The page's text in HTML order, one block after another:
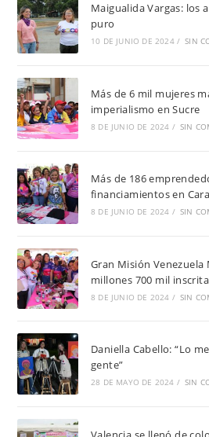
Maigualida Vargas: los
puro
10 DE JUNIO DE 2024 / SIN
Más de 6 mil mujeres
imperialismo en Sucre
8 DE JUNIO DE 2024 / SIN
Más de 186
financiamientos en
8 DE JUNIO DE 2024 / SIN
Gran Misión Venezuela
millones 700 mil
8 DE JUNIO DE 2024 / SIN
Daniella Cabello: “Lo
gente”
28 DE MAYO DE 2024 / SIN